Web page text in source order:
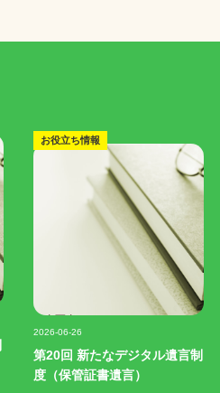
お役立ち情報
2026-06-26
第20回 新たなデジタル遺言制
度（保管証書遺言）